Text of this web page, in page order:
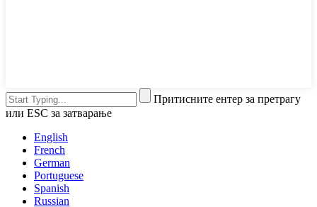
Притисните ентер за претрагу
или ESC за затварање
English
French
German
Portuguese
Spanish
Russian